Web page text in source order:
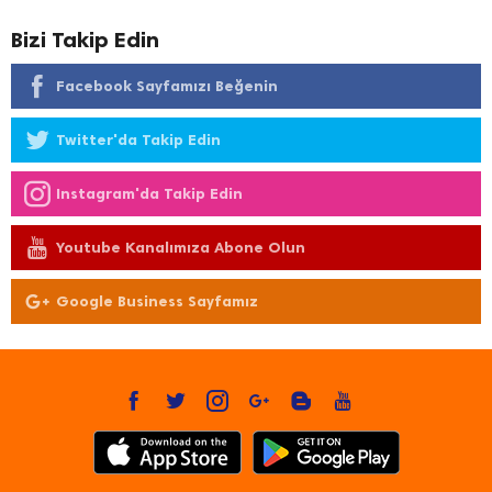
Bizi Takip Edin
Facebook Sayfamızı Beğenin
Twitter'da Takip Edin
Instagram'da Takip Edin
Youtube Kanalımıza Abone Olun
Google Business Sayfamız